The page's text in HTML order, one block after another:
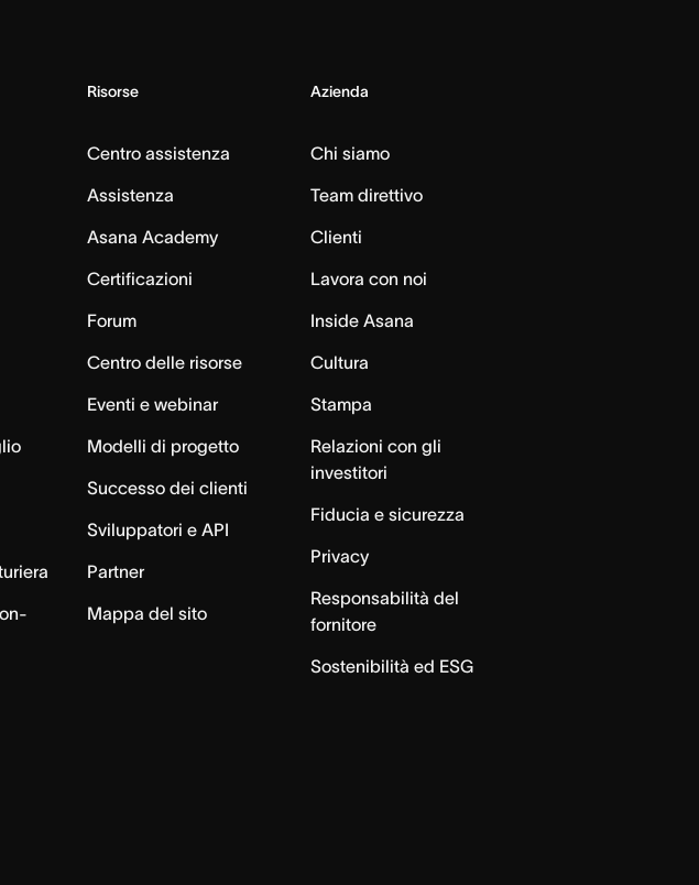
Risorse
Centro assistenza
Assistenza
Asana Academy
Certificazioni
Forum
Centro delle risorse
Eventi e webinar
Modelli di progetto
Successo dei clienti
Sviluppatori e API
Partner
Mappa del sito
Azienda
Chi siamo
Team direttivo
Clienti
Lavora con noi
Inside Asana
Cultura
Stampa
Relazioni con gli
investitori
Fiducia e sicurezza
Privacy
Responsabilità del
fornitore
Sostenibilità ed ESG